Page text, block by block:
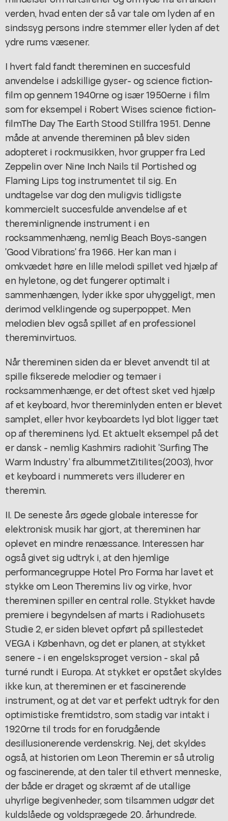
verden, hvad enten der så var tale om lyden af en
sindssyg persons indre stemmer eller lyden af det
ydre rums væsener.
I hvert fald fandt thereminen en succesfuld
anvendelse i adskillige gyser- og science fiction-
film op gennem 1940rne og især 1950erne i film
som for eksempel i Robert Wises science fiction-
filmThe Day The Earth Stood Stillfra 1951. Denne
måde at anvende thereminen på blev siden
adopteret i rockmusikken, hvor grupper fra Led
Zeppelin over Nine Inch Nails til Portished og
Flaming Lips tog instrumentet til sig. En
undtagelse var dog den muligvis tidligste
kommercielt succesfulde anvendelse af et
thereminlignende instrument i en
rocksammenhæng, nemlig Beach Boys-sangen
'Good Vibrations' fra 1966. Her kan man i
omkvædet høre en lille melodi spillet ved hjælp af
en hyletone, og det fungerer optimalt i
sammenhængen, lyder ikke spor uhyggeligt, men
derimod velklingende og superpoppet. Men
melodien blev også spillet af en professionel
thereminvirtuos.
Når thereminen siden da er blevet anvendt til at
spille fikserede melodier og temaer i
rocksammenhænge, er det oftest sket ved hjælp
af et keyboard, hvor thereminlyden enten er blevet
samplet, eller hvor keyboardets lyd blot ligger tæt
op af thereminens lyd. Et aktuelt eksempel på det
er dansk - nemlig Kashmirs radiohit 'Surfing The
Warm Industry' fra albummetZitilites(2003), hvor
et keyboard i nummerets vers illuderer en
theremin.
II. De seneste års øgede globale interesse for
elektronisk musik har gjort, at thereminen har
oplevet en mindre renæssance. Interessen har
også givet sig udtryk i, at den hjemlige
performancegruppe Hotel Pro Forma har lavet et
stykke om Leon Theremins liv og virke, hvor
thereminen spiller en central rolle. Stykket havde
premiere i begyndelsen af marts i Radiohusets
Studie 2, er siden blevet opført på spillestedet
VEGA i København, og det er planen, at stykket
senere - i en engelsksproget version - skal på
turné rundt i Europa. At stykket er opstået skyldes
ikke kun, at thereminen er et fascinerende
instrument, og at det var et perfekt udtryk for den
optimistiske fremtidstro, som stadig var intakt i
1920rne til trods for en forudgående
desillusionerende verdenskrig. Nej, det skyldes
også, at historien om Leon Theremin er så utrolig
og fascinerende, at den taler til ethvert menneske,
der både er draget og skræmt af de utallige
uhyrlige begivenheder, som tilsammen udgør det
kuldslåede og voldsprægede 20. århundrede.